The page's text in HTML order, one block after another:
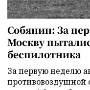
Собянин: За
Москву
беспилотника
За первую неделю
противовоздушной